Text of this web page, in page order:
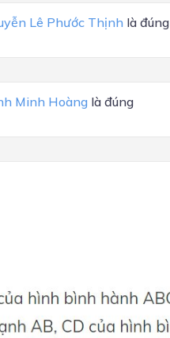
Lê Phước Thịnh là đúng
Minh Hoàng là đúng